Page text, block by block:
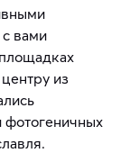
вами
из